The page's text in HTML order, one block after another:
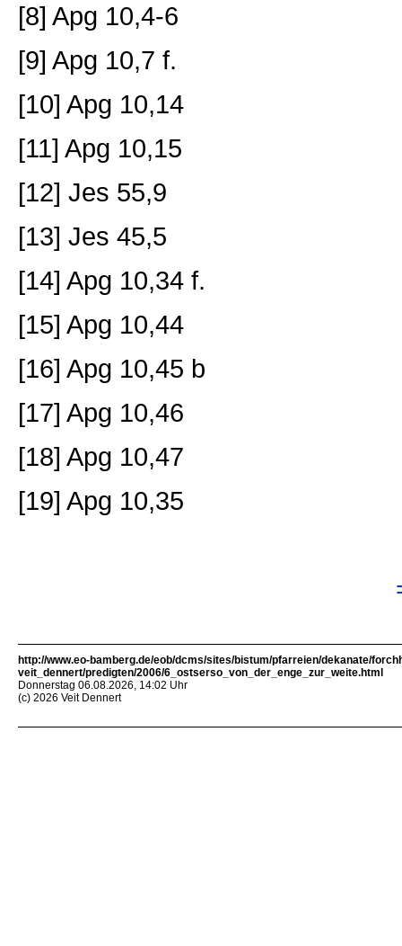
[8] Apg 10,4-6
[9] Apg 10,7 f.
[10] Apg 10,14
[11] Apg 10,15
[12] Jes 55,9
[13] Jes 45,5
[14] Apg 10,34 f.
[15] Apg 10,44
[16] Apg 10,45 b
[17] Apg 10,46
[18] Apg 10,47
[19] Apg 10,35
http://www.eo-bamberg.de/eob/dcms/sites/bistum/pfarreien/dekanate/
veit_dennert/predigten/2006/6_ostserso_von_der_enge_zur_weite.html
Donnerstag 06.08.2026, 14:02 Uhr
(c) 2026 Veit Dennert